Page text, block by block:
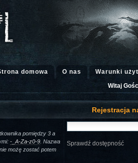
domowa O nas
Warunki
Witaj
Rejestracja
pomiędzy 3 a
-_A-Za-z0-9 . Nazwa
możę zostać potem
Sprawdź dostępność